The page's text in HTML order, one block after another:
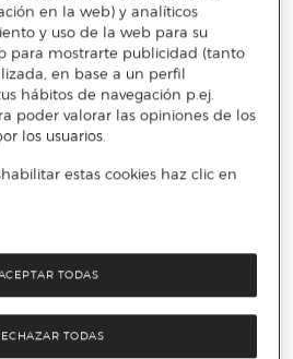
en la web) y analíticos
y uso de la web para su
para mostrarte publicidad (tanto
en base a un perfil
hábitos de navegación p.ej.
poder valorar las opiniones de los
los usuarios.
estas cookies haz clic en
TODAS
TODAS